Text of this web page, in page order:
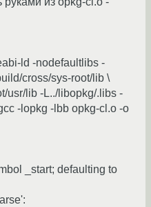
ld -nodefaultlibs -
cross/sys-root/lib \
usr/lib -L../libopkg/.libs -
-lopkg -lbb opkg-cl.o -o
_start; defaulting to